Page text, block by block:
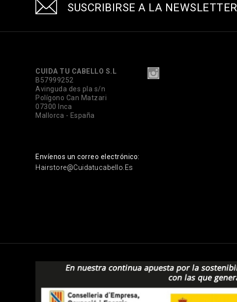
SUSCRIBIRSE A LA NEWSLETTER
CUIDA TU CABELLO S.L
B57999252
Avinguda des pla s/n
Polígono Can Matzari
07300 Inca
Mallorca - España
Envíenos un correo electrónico:
Hairstore@cuidatucabello.es